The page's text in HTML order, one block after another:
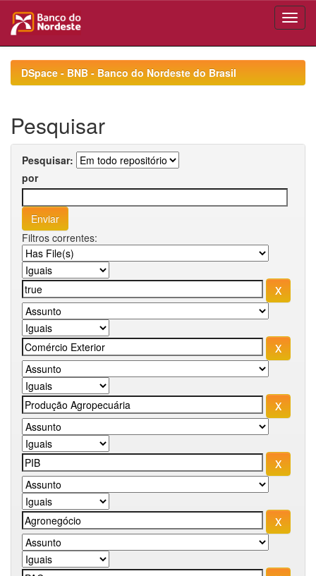
navigationDSpace - BNB - Banco do Nordeste do Brasil
Pesquisar
Pesquisar:
por
Filtros correntes: